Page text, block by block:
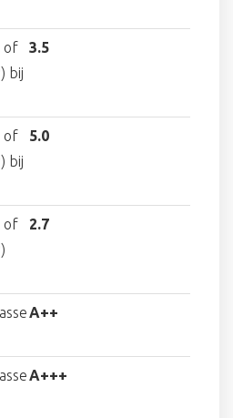
of
bij
3.5
of
bij
5.0
of
2.7
A++
A+++